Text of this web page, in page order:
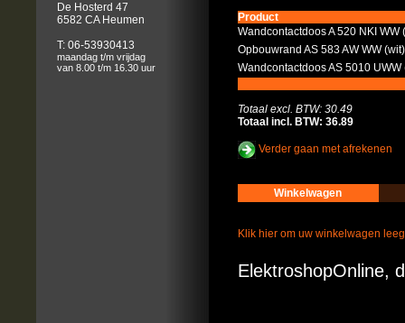
De Hosterd 47
6582 CA Heumen
T: 06-53930413
maandag t/m vrijdag
van 8.00 t/m 16.30 uur
Product
Wandcontactdoos A 520 NKI WW
Opbouwrand AS 583 AW WW
Wandcontactdoos AS 5010
Totaal excl. BTW: 30.49
Totaal incl. BTW: 36.89
Verder gaan met afrekenen
Winkelwagen
Klik hier om uw winkelwagen
ElektroshopOnline,